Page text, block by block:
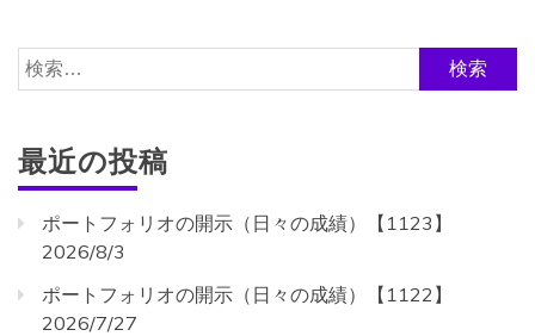
検
索:
最近の投稿
ポートフォリオの開示（日々の成績）【1123】
2026/8/3
ポートフォリオの開示（日々の成績）【1122】
2026/7/27